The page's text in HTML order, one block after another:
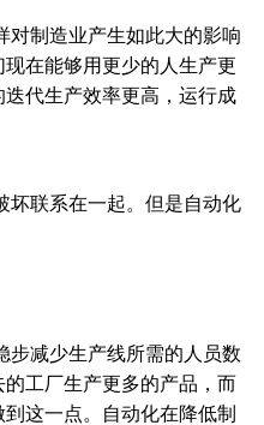
制造业产生如此大的影响
在能够用更少的人生产更
代生产效率更高，运行成
联系在一起。但是自动化
减少生产线所需的人员数
工厂生产更多的产品，而
这一点。自动化在降低制